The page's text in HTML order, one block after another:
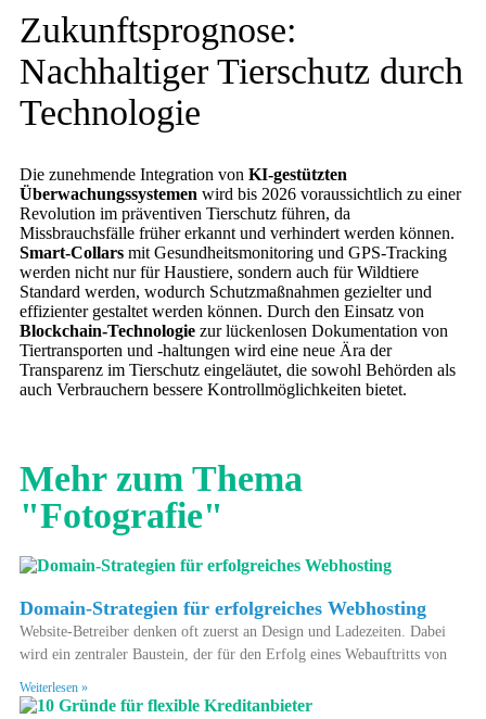
Zukunftsprognose:
Nachhaltiger Tierschutz durch
Technologie
Die zunehmende Integration von KI-gestützten
Überwachungssystemen wird bis 2026 voraussichtlich zu einer
Revolution im präventiven Tierschutz führen, da
Missbrauchsfälle früher erkannt und verhindert werden können.
Smart-Collars mit Gesundheitsmonitoring und GPS-Tracking
werden nicht nur für Haustiere, sondern auch für Wildtiere
Standard werden, wodurch Schutzmaßnahmen gezielter und
effizienter gestaltet werden können. Durch den Einsatz von
Blockchain-Technologie zur lückenlosen Dokumentation von
Tiertransporten und -haltungen wird eine neue Ära der
Transparenz im Tierschutz eingeläutet, die sowohl Behörden als
auch Verbrauchern bessere Kontrollmöglichkeiten bietet.
Mehr zum Thema
"Fotografie"
Domain-Strategien für erfolgreiches Webhosting
Website-Betreiber denken oft zuerst an Design und Ladezeiten. Dabei
wird ein zentraler Baustein, der für den Erfolg eines Webauftritts von
Weiterlesen »